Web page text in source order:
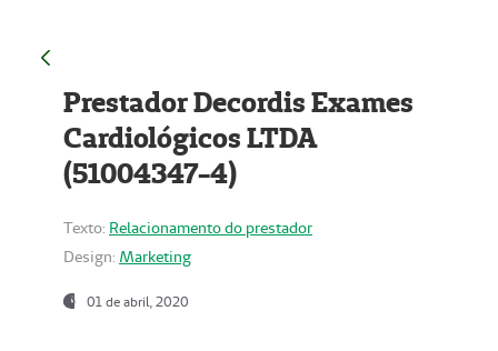
Prestador Decordis Exames
Cardiológicos LTDA
(51004347-4)
Texto: Relacionamento do prestador
Design: Marketing
01 de abril, 2020